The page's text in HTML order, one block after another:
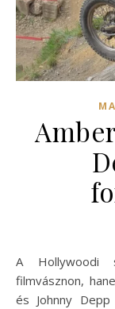
A Hollywoodi sztárok élete sokszor nemcsak a
filmvásznon,
és Johnny Depp